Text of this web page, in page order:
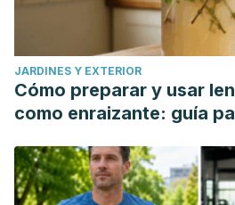
JARDINES Y EXTERIOR
Cómo preparar y usar
como enraizante: guía